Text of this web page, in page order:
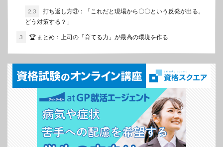
2.3
打ち返し方③：「これだと現場から〇〇という反発が出る。
どう対策する？」
3 🏆 まとめ：上司の「育てる力」が最高の環境を作る